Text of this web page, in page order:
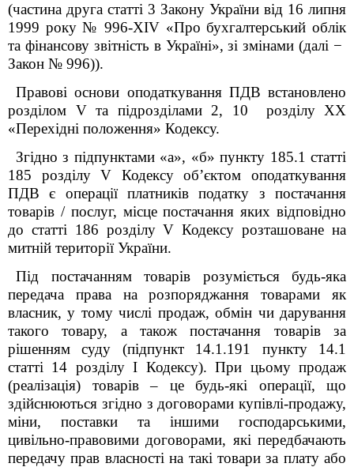
(частина друга статті 3 Закону України від 16 липня
1999 року № 996-XIV «Про бухгалтерський облік
та фінансову звітність в Україні», зі змінами (далі −
Закон № 996)).
Правові основи оподаткування ПДВ встановлено
розділом V та підрозділами 2, 10 розділу XX
«Перехідні положення» Кодексу.
Згідно з підпунктами «а», «б» пункту 185.1 статті
185 розділу V Кодексу об’єктом оподаткування
ПДВ є операції платників податку з постачання
товарів / послуг, місце постачання яких відповідно
до статті 186 розділу V Кодексу розташоване на
митній території України.
Під постачанням товарів розуміється будь-яка
передача права на розпоряджання товарами як
власник, у тому числі продаж, обмін чи дарування
такого товару, а також постачання товарів за
рішенням суду (підпункт 14.1.191 пункту 14.1
статті 14 розділу І Кодексу). При цьому продаж
(реалізація) товарів – це будь-які операції, що
здійснюються згідно з договорами купівлі-продажу,
міни, поставки та іншими господарськими,
цивільно-правовими договорами, які передбачають
передачу прав власності на такі товари за плату або